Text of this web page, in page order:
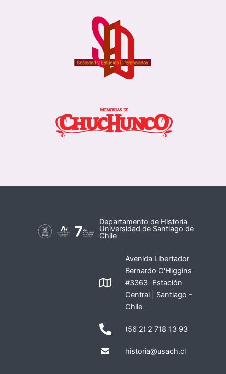
Departamento de Historia
Universidad de Santiago de
Chile
Avenida Libertador
Bernardo O'Higgins
#3363 Estación
Central | Santiago -
Chile
(56 2) 2 718 13 93
historia@usach.cl